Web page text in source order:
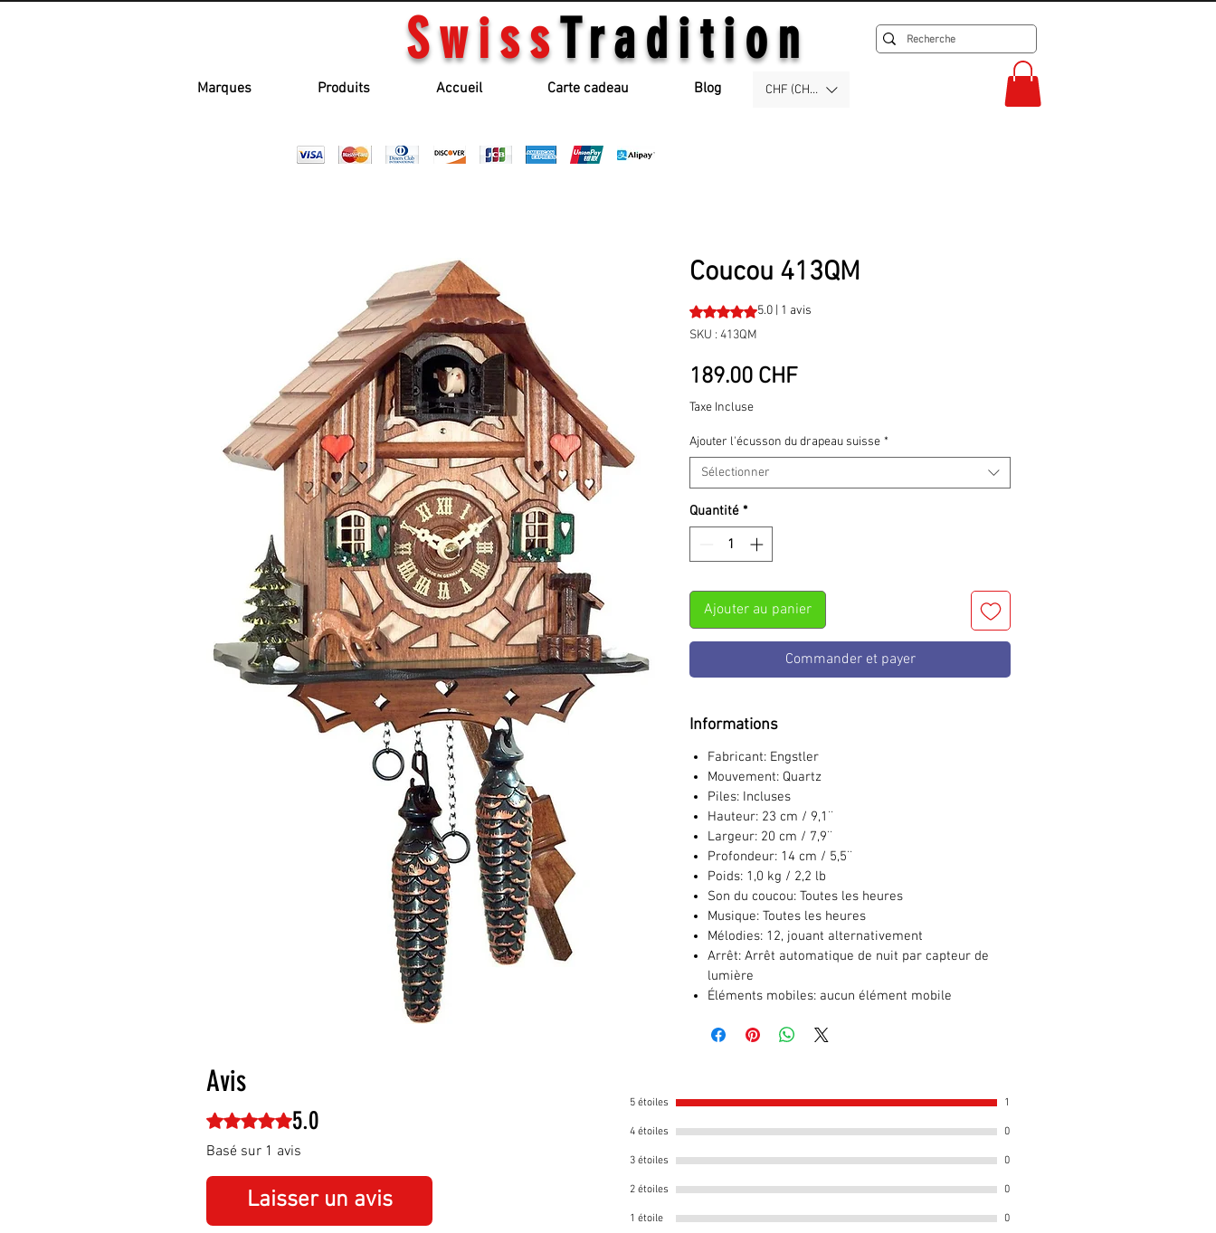
SwissTradition
Marques Produits Accueil Carte cadeau Blog CHF (CHF)
Coucou 413QM
La note est de 5.0 sur cinq étoiles sur la base de 1 avis
5.0 | 1 avis
SKU : 413QM
189.00 CHFPrix
Taxe Incluse
Ajouter l'écusson du drapeau suisse *
Sélectionner
Quantité *
Ajouter au panier
Commander et payer
Informations
Fabricant: Engstler
Mouvement: Quartz
Piles: Incluses
Hauteur: 23 cm / 9,1¨
Largeur: 20 cm / 7,9¨
Profondeur: 14 cm / 5,5¨
Poids: 1,0 kg / 2,2 lb
Son du coucou: Toutes les heures
Musique: Toutes les heures
Mélodies: 12, jouant alternativement
Arrêt: Arrêt automatique de nuit par capteur de
lumière
Éléments mobiles: aucun élément mobile
Avis
Noté 5 sur 5. 5.0
Basé sur 1 avis
Laisser un avis
5 étoiles 1
4 étoiles 0
3 étoiles 0
2 étoiles 0
1 étoile 0